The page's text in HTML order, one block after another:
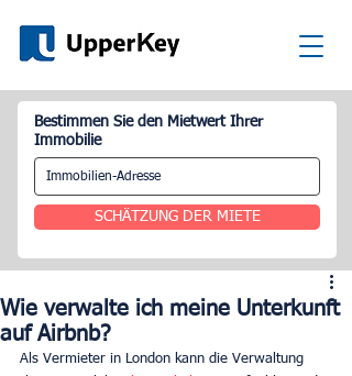
Bestimmen Sie den Mietwert Ihrer
Immobilie
SCHÄTZUNG DER MIETE
Wie verwalte ich meine Unterkunft
auf Airbnb?
Als Vermieter in London kann die Verwaltung